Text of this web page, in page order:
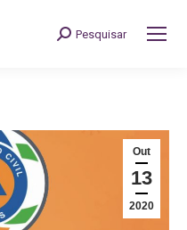
Search:
Pesquisar
Out
13
2020